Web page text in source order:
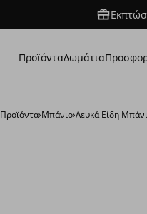
ΠροϊόνταΔωμάτια
Προϊόντα›Μπάνιο›Λευκά Είδη